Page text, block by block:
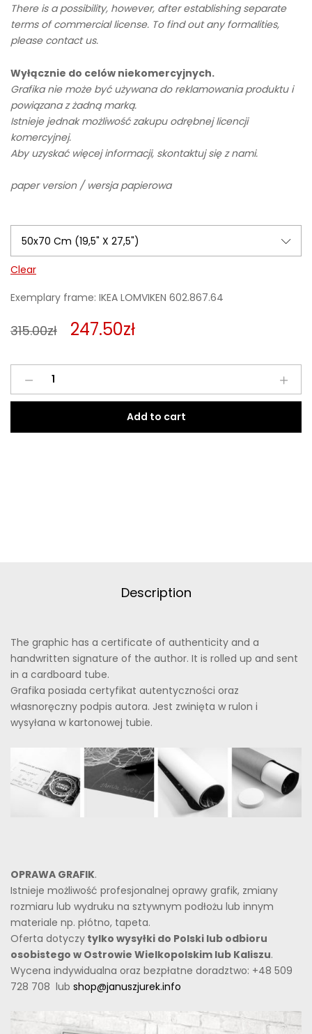
There is a possibility, however, after establishing separate
terms of commercial license. To find out any formalities,
please contact us.
Wyłącznie do celów niekomercyjnych.
Grafika nie może być używana do reklamowania produktu i
powiązana z żadną marką.
Istnieje jednak możliwość zakupu odrębnej licencji
komercyjnej.
Aby uzyskać więcej informacji, skontaktuj się z nami.
paper version / wersja papierowa
Clear
Exemplary frame: IKEA LOMVIKEN 602.867.64
315.00zł 247.50zł
Plague
quantity
Add to cart
Description
The graphic has a certificate of authenticity and a
handwritten signature of the author. It is rolled up and sent
in a cardboard tube.
Grafika posiada certyfikat autentyczności oraz
własnoręczny podpis autora. Jest zwinięta w rulon i
wysyłana w kartonowej tubie.
OPRAWA GRAFIK.
Istnieje możliwość profesjonalnej oprawy grafik, zmiany
rozmiaru lub wydruku na sztywnym podłożu lub innym
materiale np. płótno, tapeta.
Oferta dotyczy tylko wysyłki do Polski lub odbioru
osobistego w Ostrowie Wielkopolskim lub Kaliszu.
Wycena indywidualna oraz bezpłatne doradztwo: +48 509
728 708 lub shop@januszjurek.info